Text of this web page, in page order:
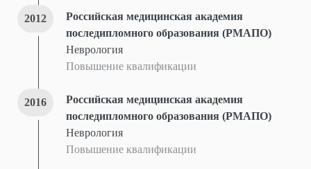
2012
Российская медицинская академия
последипломного образования (РМАПО)
Неврология
Повышение квалификации
2016
Российская медицинская академия
последипломного образования (РМАПО)
Неврология
Повышение квалификации